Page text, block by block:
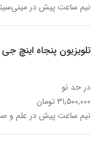
نیم ساعت پیش در
تلویزیون پنجاه اینچ
در حد نو
۳۱,۵۰۰,۰۰۰ تومان
نیم ساعت پیش در علم و